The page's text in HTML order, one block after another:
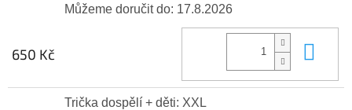
Můžeme doručit do: 17.8.2026
650 Kč
Trička dospělí + děti: XXL